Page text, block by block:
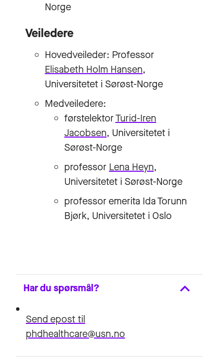
Norge
Veiledere
Hovedveileder: Professor
Elisabeth Holm Hansen,
Universitetet i Sørøst-Norge
Medveiledere:
førstelektorTurid-Iren
Jacobsen, Universitetet i
Sørøst-Norge
professor Lena Heyn,
Universitetet i Sørøst-Norge
professor emerita Ida Torunn
Bjørk, Universitetet i Oslo
Har du spørsmål?
Send epost til
phdhealthcare@usn.no